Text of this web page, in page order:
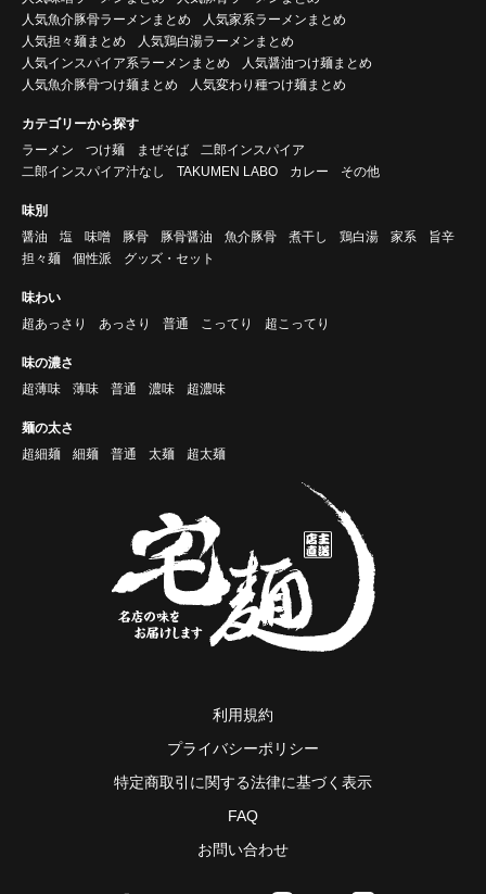
人気魚介豚骨ラーメンまとめ
人気家系ラーメンまとめ
人気担々麺まとめ
人気鶏白湯ラーメンまとめ
人気インスパイア系ラーメンまとめ
人気醤油つけ麺まとめ
人気魚介豚骨つけ麺まとめ
人気変わり種つけ麺まとめ
カテゴリーから探す
ラーメン
つけ麺 まぜそば
二郎インスパイア
二郎インスパイア汁なし
TAKUMEN LABO カレー その他
味別
醤油
塩 味噌 豚骨 豚骨醤油 魚介豚骨 煮干し 鶏白湯 家系
旨辛
担々麺
個性派 グッズ・セット
味わい
超あっさり
あっさり 普通 こってり 超こってり
味の濃さ
超薄味
薄味 普通 濃味 超濃味
麺の太さ
超細麺
細麺 普通 太麺 超太麺
利用規約
プライバシーポリシー
特定商取引に関する法律に基づく表示
FAQ
お問い合わせ